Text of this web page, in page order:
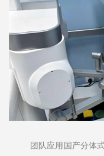
团队应用国产分体